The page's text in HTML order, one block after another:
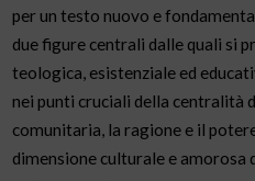
per un testo nuovo e
due figure centrali dalle quali si
teologica, esistenziale ed
nei punti cruciali della centralità
comunitaria, la ragione e il
dimensione culturale e